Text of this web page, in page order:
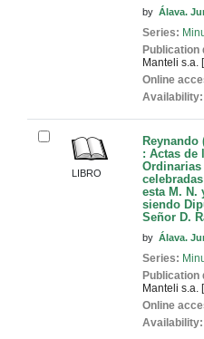
by Álava.
Series:
Publication
Manteli s.a.
Online
Availability:
LIBRO
Reynando
: Actas de
Ordinarias
esta M. N.
siendo
Señor D.
by Álava.
Series:
Publication
Manteli s.a.
Online
Availability: